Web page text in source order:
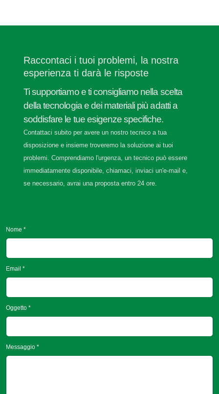
Raccontaci i tuoi problemi, la nostra
esperienza ti darà le risposte
Ti supportiamo e ti consigliamo nella scelta
della tecnologia e dei materiali più adatti a
soddisfare le tue esigenze specifiche.
Contattaci subito per avere un nostro tecnico a tua
disposizione e insieme troveremo la soluzione ai tuoi
problemi. Comprendiamo l'urgenza, un tecnico può essere
immediatamente disponibile, chiamaci, inviaci un'e-mail e,
se necessario, avrai una proposta entro 24 ore.
Nome *
Email *
Oggetto *
Messaggio *